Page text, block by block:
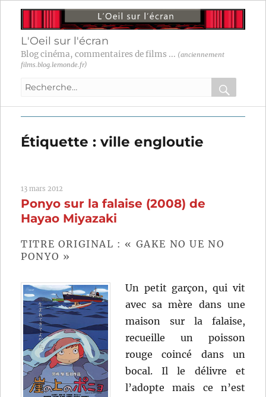
L'Oeil sur l'écran
Blog cinéma, commentaires de films ... (anciennement
films.blog.lemonde.fr)
Recherche
:
OK
Étiquette :ville engloutie
13 mars 2012
Ponyo sur la falaise (2008) de
Hayao Miyazaki
TITRE ORIGINAL : « GAKE NO UE NO
PONYO »
Un petit garçon, qui vit
avec sa mère dans une
maison sur la falaise,
recueille un poisson
rouge coincé dans un
bocal. Il le délivre et
l’adopte mais ce n’est